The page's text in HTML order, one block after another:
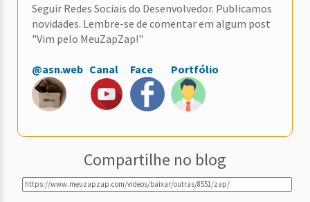
Seguir Redes Sociais do Desenvolvedor. Publicamos
novidades. Lembre-se de comentar em algum post
"Vim pelo MeuZapZap!"
@asn.web Canal Face Portfólio
Compartilhe no blog